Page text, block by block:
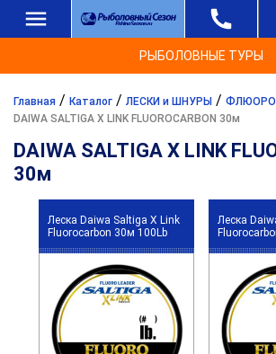
РЫБОЛОВНЫЕ ТУРЫ
Главная / Каталог / ЛЕСКИ и ШНУРЫ /
DAIWA SALTIGA X LINK FLUOROCARBON 30м
DAIWA SALTIGA X LINK
30м
Леска Daiwa Saltiga X Link
Fluorocarbon 30м 100Lb
Леска